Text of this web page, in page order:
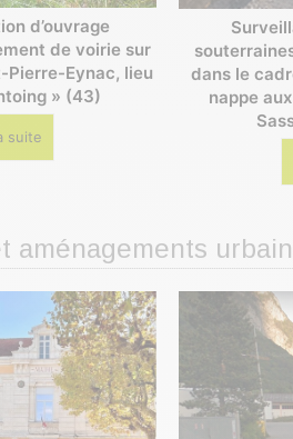
d’ouvrage
de voirie sur
Pierre-Eynac, lieu
» (43)
suite
dans le
nappe
aménagements